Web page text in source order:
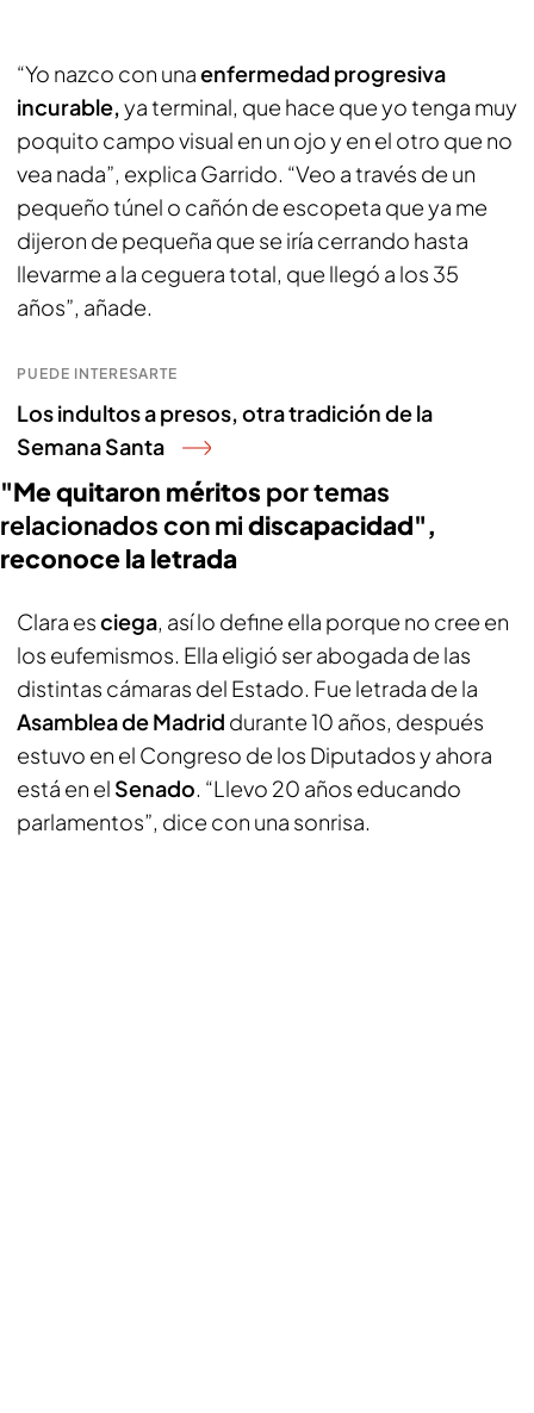
“Yo nazco con unaenfermedad progresiva
incurable,ya terminal, que hace que yo tenga muy
poquito campo visual en un ojo y en el otro que no
vea nada”, explica Garrido. “Veo a través de un
pequeño túnel o cañón de escopeta que ya me
dijeron de pequeña que se iría cerrando hasta
llevarme a la ceguera total, que llegó a los 35
años”, añade.
PUEDE INTERESARTE
Los indultos a presos, otra tradición de la
Semana Santa
"Me quitaron méritos por temas
relacionados con midiscapacidad",
reconoce la letrada
Clara esciega, así lo define ella porque no cree en
los eufemismos. Ella eligió ser abogada de las
distintas cámaras del Estado. Fue letrada de la
Asamblea de Madrid durante 10 años, después
estuvo en el Congreso de los Diputados y ahora
está en el Senado. “Llevo 20 años educando
parlamentos”, dice con una sonrisa.